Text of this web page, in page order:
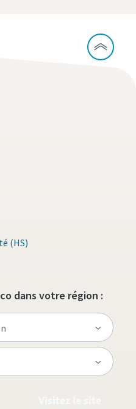
(HS)
dans votre région :